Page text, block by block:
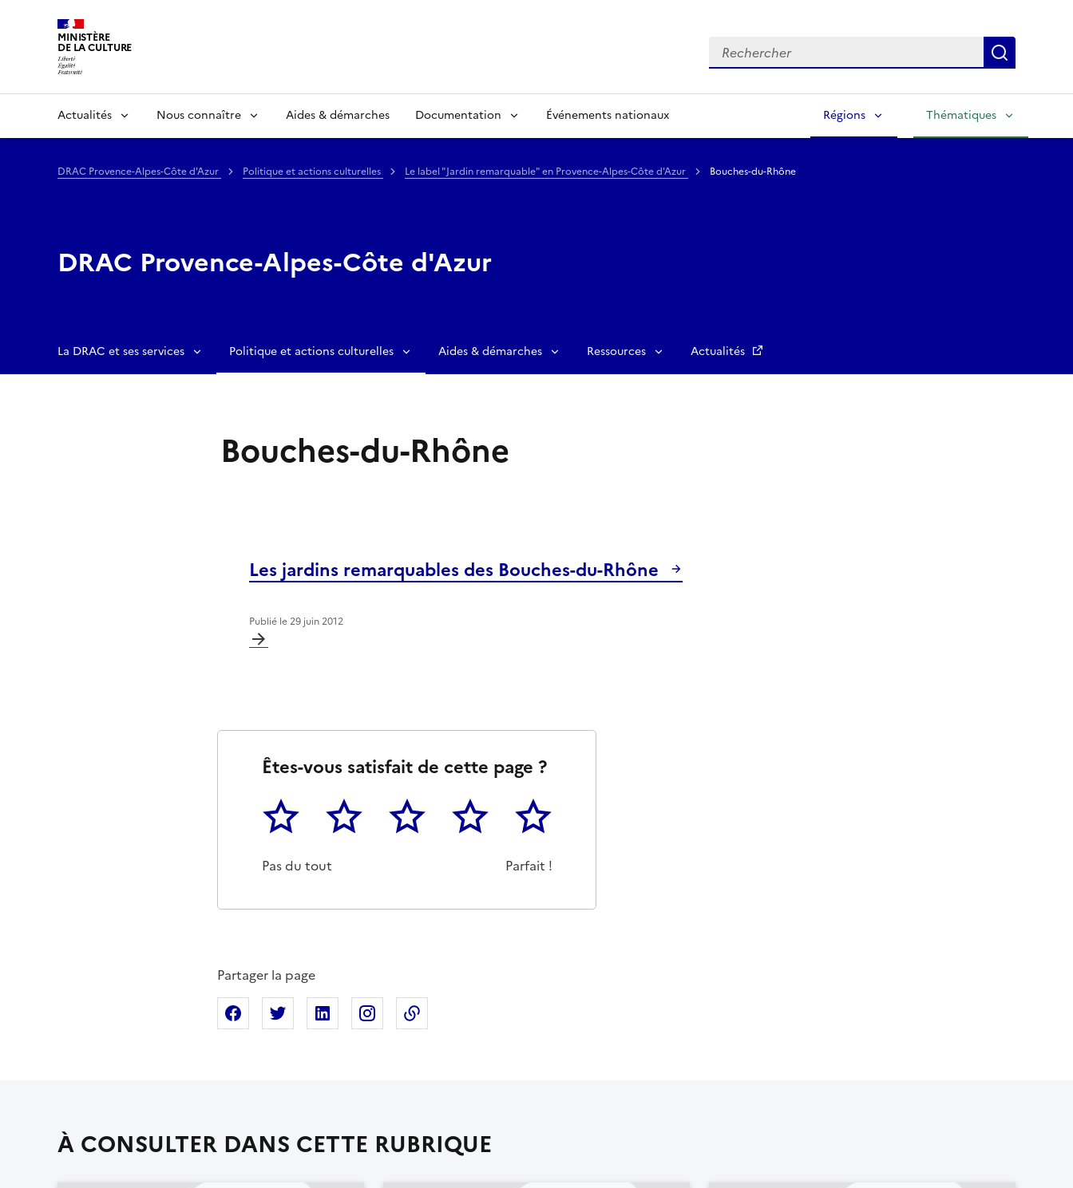
MINISTÈRE
DE LA CULTURE Rechercher
Actualités Nous connaître Aides & démarches Documentation Événements nationaux Régions Thématiques
DRAC Provence-Alpes-Côte d'Azur Politique et actions culturelles Le label "Jardin remarquable" en Provence-Alpes-Côte d'Azur Bouches-du-Rhône
DRAC Provence-Alpes-Côte d'Azur
La DRAC et ses services Politique et actions culturelles Aides & démarches Ressources Actualités
Bouches-du-Rhône
Les jardins remarquables des Bouches-du-Rhône
Publié le29 juin 2012
Êtes-vous satisfait de cette page ?
1
Pas du tout
2 3 4 5
Parfait !
Partager la page
Partager sur Facebook
Partager sur XPartager sur Linkedin
Partager sur Instagram
À CONSULTER DANS CETTE RUBRIQUE